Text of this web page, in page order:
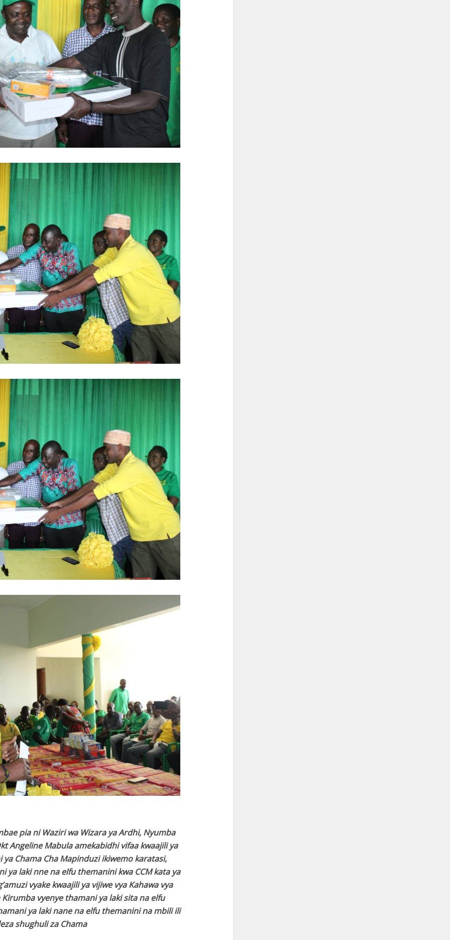
pia ni Waziri wa Wizara ya Ardhi, Nyumba
Angeline Mabula amekabidhi vifaa kwaajili ya
Chama Cha Mapinduzi ikiwemo karatasi,
ya laki nne na elfu themanini kwa CCM kata ya
vyake kwaajili ya vijiwe vya Kahawa vya
vyenye thamani ya laki sita na elfu
ya laki nane na elfu themanini na mbili ili
shughuli za Chama